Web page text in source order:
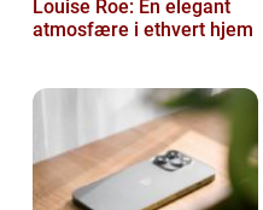
Louise Roe: En elegant
atmosfære i ethvert hjem